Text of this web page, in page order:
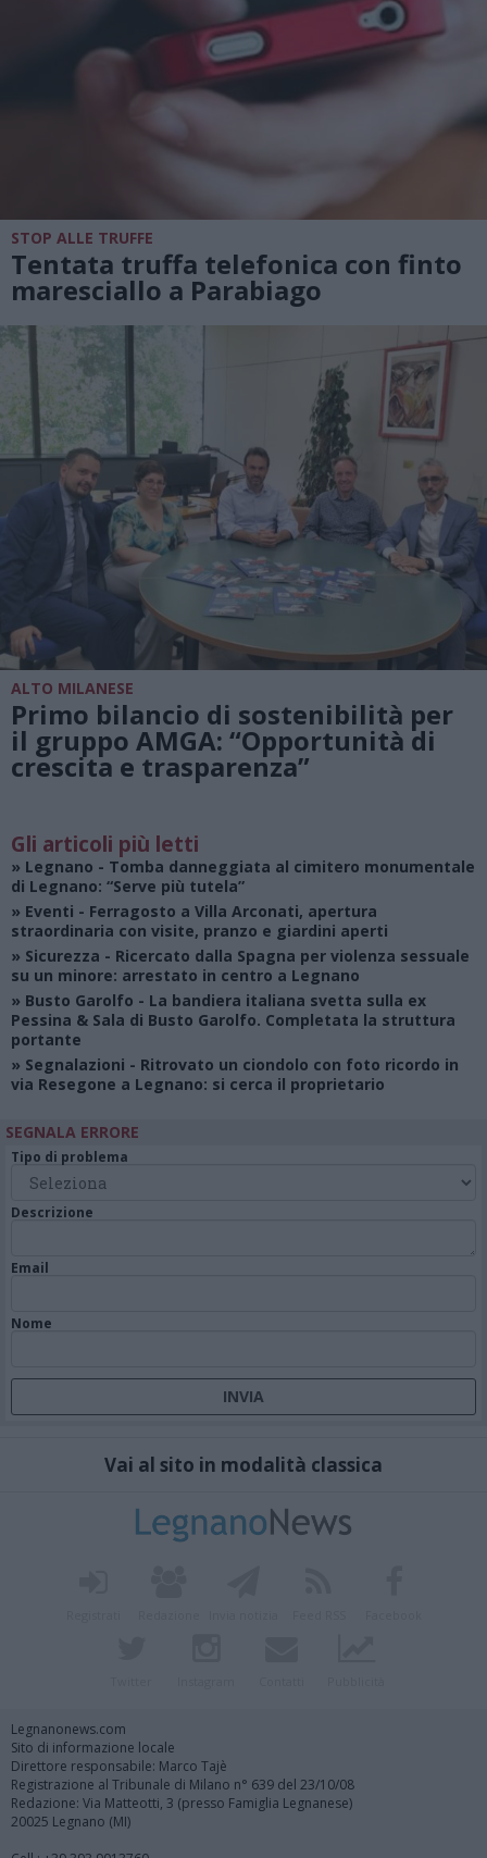
STOP ALLE TRUFFE
Tentata truffa telefonica con finto
maresciallo a Parabiago
ALTO MILANESE
Primo bilancio di sostenibilità per
il gruppo AMGA: “Opportunità di
crescita e trasparenza”
Gli articoli più letti
» Legnano - Tomba danneggiata al cimitero monumentale
di Legnano: “Serve più tutela”
» Eventi - Ferragosto a Villa Arconati, apertura
straordinaria con visite, pranzo e giardini aperti
» Sicurezza - Ricercato dalla Spagna per violenza sessuale
su un minore: arrestato in centro a Legnano
» Busto Garolfo - La bandiera italiana svetta sulla ex
Pessina & Sala di Busto Garolfo. Completata la struttura
portante
» Segnalazioni - Ritrovato un ciondolo con foto ricordo in
via Resegone a Legnano: si cerca il proprietario
SEGNALA ERRORE
Tipo di problema
Descrizione
Email
Nome
Vai al sito in modalità classica
Legnanonews.com
Sito di informazione locale
Direttore responsabile: Marco Tajè
Registrazione al Tribunale di Milano n° 639 del 23/10/08
Redazione: Via Matteotti, 3 (presso Famiglia Legnanese)
20025 Legnano (MI)